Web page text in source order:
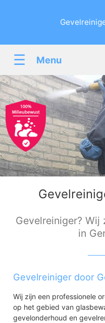
☰ Menu
Gevelreiniger?
in
Gevelreiniger door
Wij zijn een professionele
op het gebied van
gevelonderhoud en